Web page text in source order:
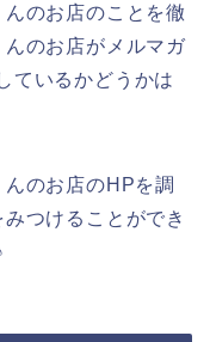
のお店のことを徹
のお店がメルマガ
ているかどうかは
のお店のHPを調
つけることができ